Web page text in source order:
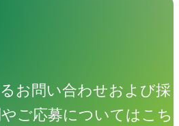
お問い合わせおよび採
ご応募についてはこち